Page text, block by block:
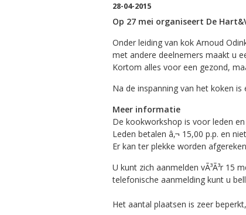
28-04-2015
Op 27 mei organiseert De
Onder leiding van kok Arnoud
met andere deelnemers maakt u
Kortom alles voor een gezond,
Na de inspanning van het koken
Meer informatie
De kookworkshop is voor leden
Leden betalen â‚¬ 15,00 p.p. en
Er kan ter plekke worden
U kunt zich aanmelden vÃ³Ã³r 15
telefonische aanmelding kunt u
Het aantal plaatsen is zeer